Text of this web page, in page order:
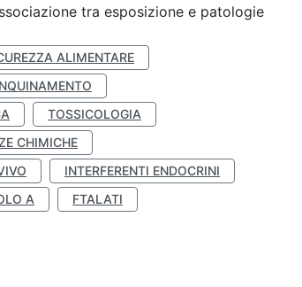
tra esposizione e patologie
ALIMENTARE
TOSSICOLOGIA
CHIMICHE
INTERFERENTI ENDOCRINI
A
FTALATI